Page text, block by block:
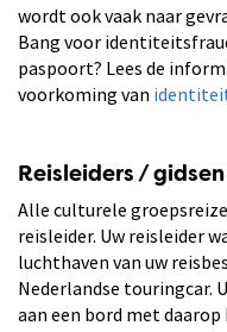
wordt ook vaak naar
Bang voor
paspoort? Lees de
voorkoming van
Reisleiders / gidsen
Alle culturele
reisleider. Uw reisleider
luchthaven van uw
Nederlandse touringcar.
aan een bord met daarop